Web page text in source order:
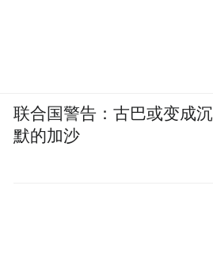
联合国警告：古巴或变成沉
默的加沙